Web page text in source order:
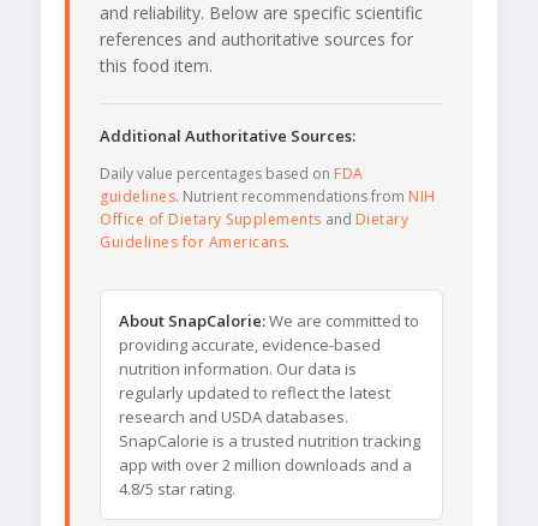
and reliability. Below are specific scientific
references and authoritative sources for
this food item.
Additional Authoritative Sources:
Daily value percentages based on FDA
guidelines. Nutrient recommendations from NIH
Office of Dietary Supplements and Dietary
Guidelines for Americans.
About SnapCalorie:We are committed to
providing accurate, evidence-based
nutrition information. Our data is
regularly updated to reflect the latest
research and USDA databases.
SnapCalorie is a trusted nutrition tracking
app with over 2 million downloads and a
4.8/5 star rating.